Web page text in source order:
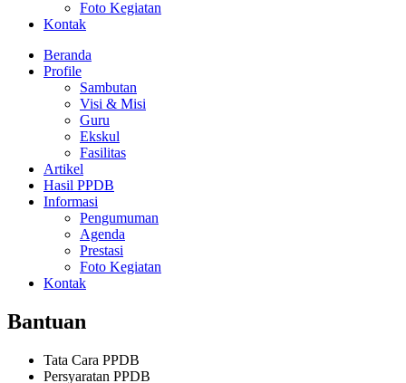
Foto Kegiatan
Kontak
Beranda
Profile
Sambutan
Visi & Misi
Guru
Ekskul
Fasilitas
Artikel
Hasil PPDB
Informasi
Pengumuman
Agenda
Prestasi
Foto Kegiatan
Kontak
Bantuan
Tata Cara PPDB
Persyaratan PPDB